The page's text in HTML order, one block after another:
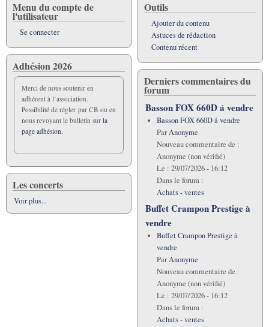
Menu du compte de
l'utilisateur
Se connecter
Adhésion 2026
Merci de nous soutenir en
adhérent à l’association.
Possibilité de régler par CB ou en
nous revoyant le bulletin sur la
page adhésion.
Les concerts
Voir plus...
Outils
Ajouter du contenu
Astuces de rédaction
Contenu récent
Derniers commentaires du
forum
Basson FOX 660D á vendre
Basson FOX 660D á vendre
ParAnonyme
Nouveau commentaire de :
Anonyme (non vérifié)
Le : 29/07/2026 - 16:12
Dans le forum :
Achats - ventes
Buffet Crampon Prestige à
vendre
Buffet Crampon Prestige à
vendre
ParAnonyme
Nouveau commentaire de :
Anonyme (non vérifié)
Le : 29/07/2026 - 16:12
Dans le forum :
Achats - ventes